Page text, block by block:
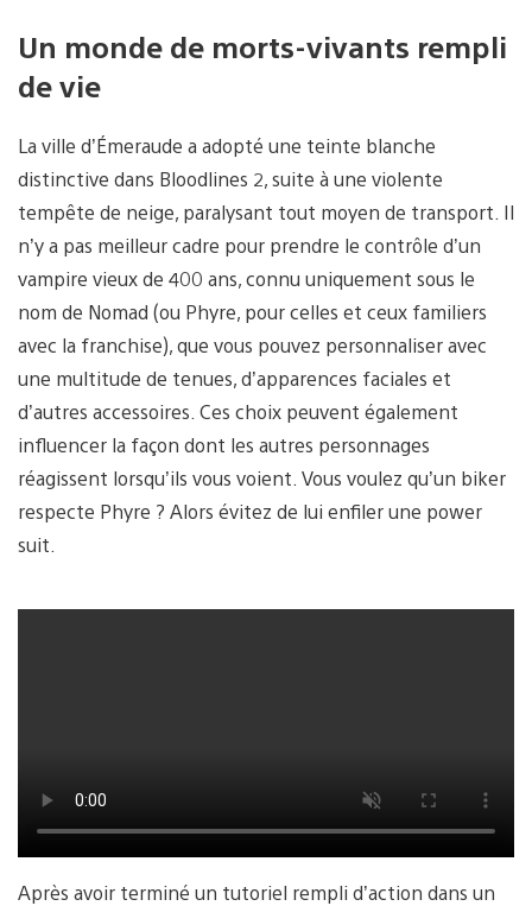
Un monde de morts-vivants rempli
de vie
La ville d’Émeraude a adopté une teinte blanche
distinctive dans Bloodlines 2, suite à une violente
tempête de neige, paralysant tout moyen de transport. Il
n’y a pas meilleur cadre pour prendre le contrôle d’un
vampire vieux de 400 ans, connu uniquement sous le
nom de Nomad (ou Phyre, pour celles et ceux familiers
avec la franchise), que vous pouvez personnaliser avec
une multitude de tenues, d’apparences faciales et
d’autres accessoires. Ces choix peuvent également
influencer la façon dont les autres personnages
réagissent lorsqu’ils vous voient. Vous voulez qu’un biker
respecte Phyre ? Alors évitez de lui enfiler une power
suit.
Après avoir terminé un tutoriel rempli d’action dans un